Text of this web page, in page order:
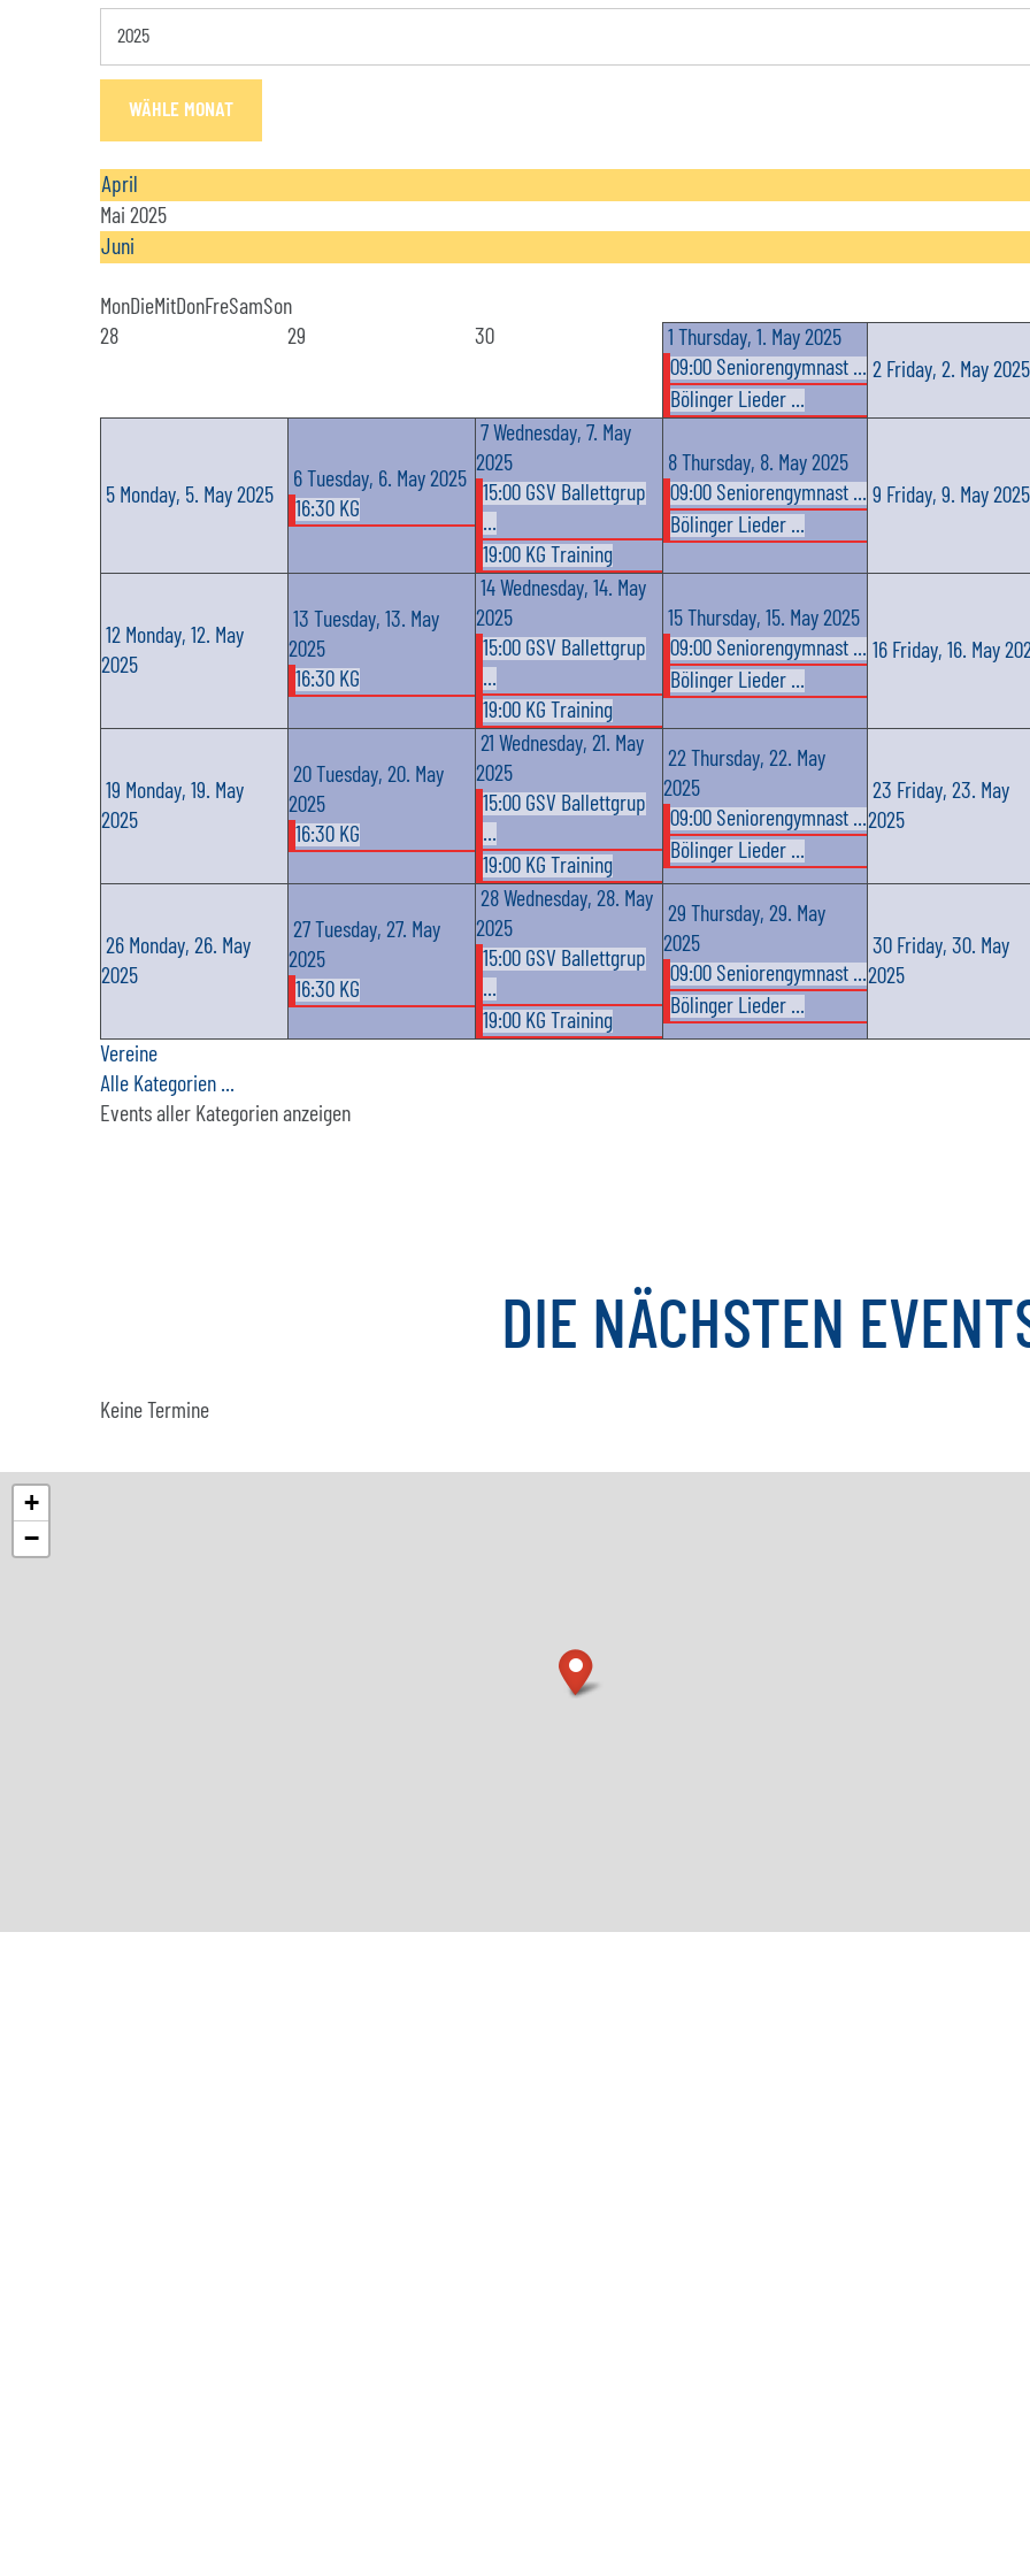
WÄHLE MONAT
April
Mai 2025
Juni
MonDieMitDonFreSamSon
28
29 30 1 Thursday, 1. May 2025
09:00 Seniorengymnast ...
Bölinger Lieder ...
2 Friday, 2. May 2025
5 Monday, 5. May 2025
6 Tuesday, 6. May 2025
16:30 KG
7 Wednesday, 7. May
2025
15:00 GSV Ballettgrup
...
19:00 KG Training
8 Thursday, 8. May 2025
09:00 Seniorengymnast ...
Bölinger Lieder ...
9 Friday, 9. May 2025
12 Monday, 12. May
2025
13 Tuesday, 13. May
2025
16:30 KG
14 Wednesday, 14. May
2025
15:00 GSV Ballettgrup
...
19:00 KG Training
15 Thursday, 15. May 2025
09:00 Seniorengymnast ...
Bölinger Lieder ...
16 Friday, 16. May
19 Monday, 19. May
2025
20 Tuesday, 20. May
2025
16:30 KG
21 Wednesday, 21. May
2025
15:00 GSV Ballettgrup
...
19:00 KG Training
22 Thursday, 22. May
2025
09:00 Seniorengymnast ...
Bölinger Lieder ...
23 Friday, 23. May
2025
26 Monday, 26. May
2025
27 Tuesday, 27. May
2025
16:30 KG
28 Wednesday, 28. May
2025
15:00 GSV Ballettgrup
...
19:00 KG Training
29 Thursday, 29. May
2025
09:00 Seniorengymnast ...
Bölinger Lieder ...
30 Friday, 30. May
2025
Vereine
Alle Kategorien ...
Events aller Kategorien anzeigen
DIE NÄCHSTEN
Keine Termine
+
−